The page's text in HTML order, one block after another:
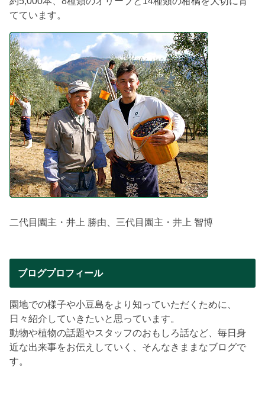
てています。
二代目園主・井上 勝由、三代目園主・井上 智博
ブログプロフィール
園地での様子や小豆島をより知っていただくために、
日々紹介していきたいと思っています。
動物や植物の話題やスタッフのおもしろ話など、毎日身
近な出来事をお伝えしていく、そんなきままなブログで
す。